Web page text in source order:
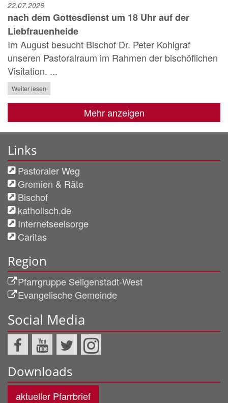
22.07.2026
nach dem Gottesdienst um 18 Uhr auf der
Liebfrauenheide
Im August besucht Bischof Dr. Peter Kohlgraf
unseren Pastoralraum im Rahmen der bischöflichen
Visitation. ...
Weiter lesen
Mehr anzeigen
Links
Pastoraler Weg
Gremien & Räte
Bischof
katholisch.de
Internetseelsorge
Caritas
Region
Pfarrgruppe Seligenstadt-West
Evangelische Gemeinde
Social Media
Downloads
aktueller Pfarrbrief